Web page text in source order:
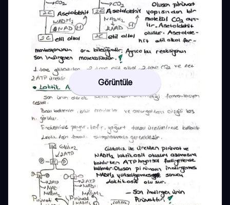
Görüntüle